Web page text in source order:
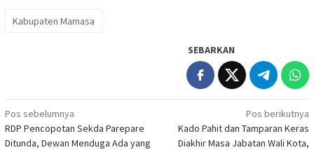
Kabupaten Mamasa
SEBARKAN
Navigasi
pos
Pos sebelumnya
RDP Pencopotan Sekda Parepare
Ditunda, Dewan Menduga Ada yang
Pos berikutnya
Kado Pahit dan Tamparan Keras
Diakhir Masa Jabatan Wali Kota,